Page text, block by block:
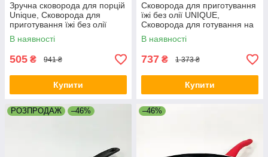
Зручна сковорода для порцій
Unique, Сковорода для
приготування їжі без олії
якісна гриль DF-76
В наявності
505 ₴ 941 ₴
Купити
Сковорода для приготування
їжі без олії UNIQUE,
Сковорода для готування на
індукційній плиті PG-70
В наявності
737 ₴ 1 373 ₴
Купити
РОЗПРОДАЖ –46% –46%